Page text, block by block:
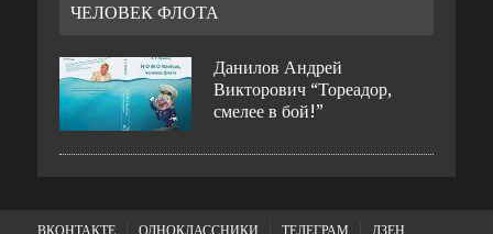
ЧЕЛОВЕК ФЛОТА
Данилов Андрей
Викторович “Тореадор,
смелее в бой!”